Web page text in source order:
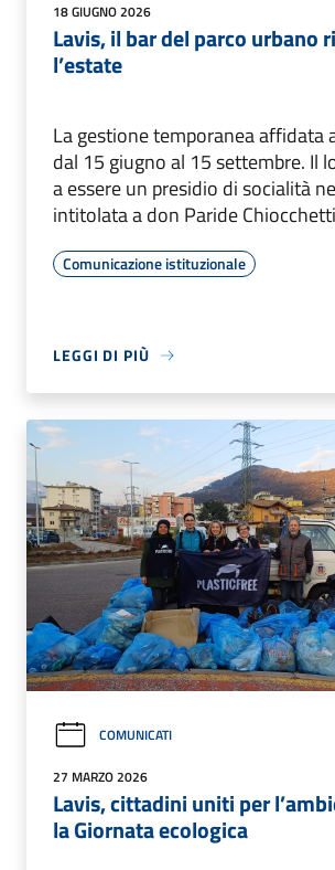
18 GIUGNO 2026
Lavis, il bar del parco urbano
l’estate
La gestione temporanea affidata
dal 15 giugno al 15 settembre. Il
a essere un presidio di socialità
intitolata a don Paride Chiocchetti
Comunicazione istituzionale
LEGGI DI PIÙ
COMUNICATI
27 MARZO 2026
Lavis, cittadini uniti per
la Giornata ecologica